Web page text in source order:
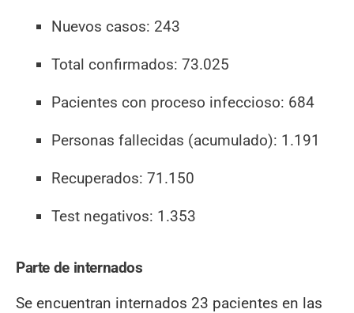
Nuevos casos: 243
Total confirmados: 73.025
Pacientes con proceso infeccioso: 684
Personas fallecidas (acumulado): 1.191
Recuperados: 71.150
Test negativos: 1.353
Parte de internados
Se encuentran internados 23 pacientes en las